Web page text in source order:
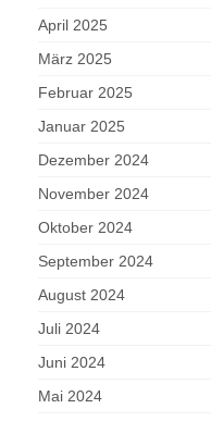
April 2025
März 2025
Februar 2025
Januar 2025
Dezember 2024
November 2024
Oktober 2024
September 2024
August 2024
Juli 2024
Juni 2024
Mai 2024